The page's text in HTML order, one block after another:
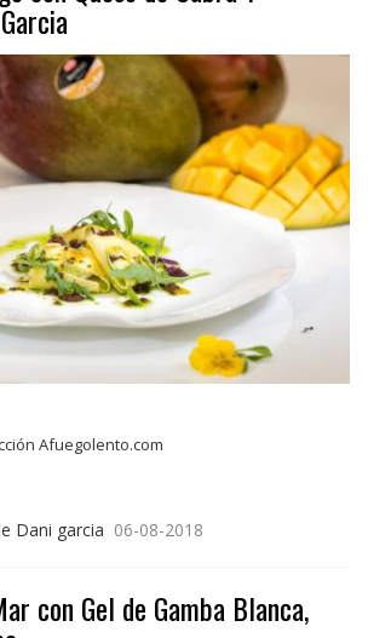
Afuegolento.com
Dani garcia 06-08-2018
con Gel de Gamba Blanca,